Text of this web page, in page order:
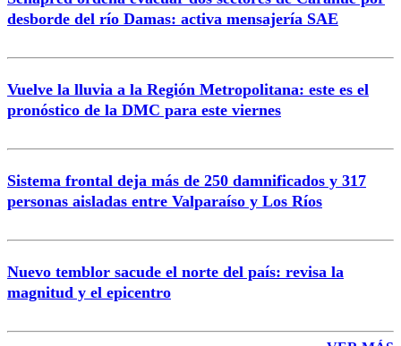
Correo
Enviar comentario
desborde del río Damas: activa mensajería SAE
Vuelve la lluvia a la Región Metropolitana: este es el
pronóstico de la DMC para este viernes
Sistema frontal deja más de 250 damnificados y 317
personas aisladas entre Valparaíso y Los Ríos
Nuevo temblor sacude el norte del país: revisa la
magnitud y el epicentro